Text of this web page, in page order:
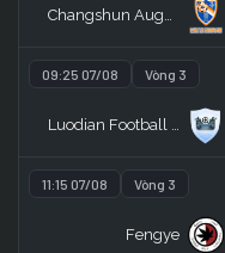
Changshun August
09:25 07/08 Vòng 3
Luodian Football Association
11:15 07/08 Vòng 3
Fengye